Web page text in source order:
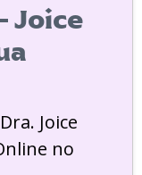
Joice
Joice
no